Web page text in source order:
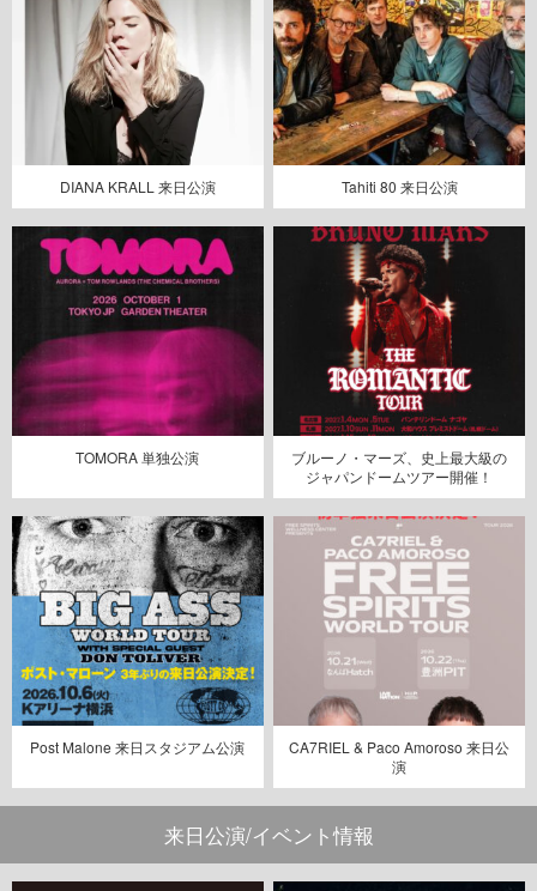
DIANA KRALL 来日公演 Tahiti 80 来日公演
TOMORA 単独公演
ブルーノ・マーズ、史上最大級の
ジャパンドームツアー開催！
Post Malone 来日スタジアム公演
CA7RIEL & Paco Amoroso 来日公
演
来日公演/イベント情報